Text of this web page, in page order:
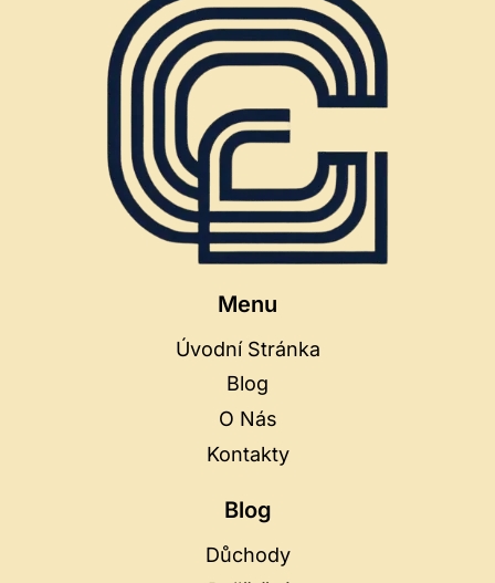
Menu
Úvodní Stránka
Blog
O Nás
Kontakty
Blog
Důchody